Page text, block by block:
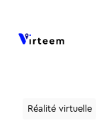
Réalité virtuelle